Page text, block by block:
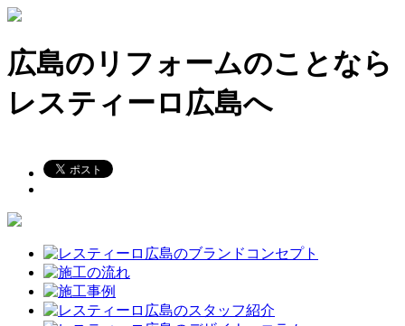
広島のリフォームのことなら
レスティーロ広島へ